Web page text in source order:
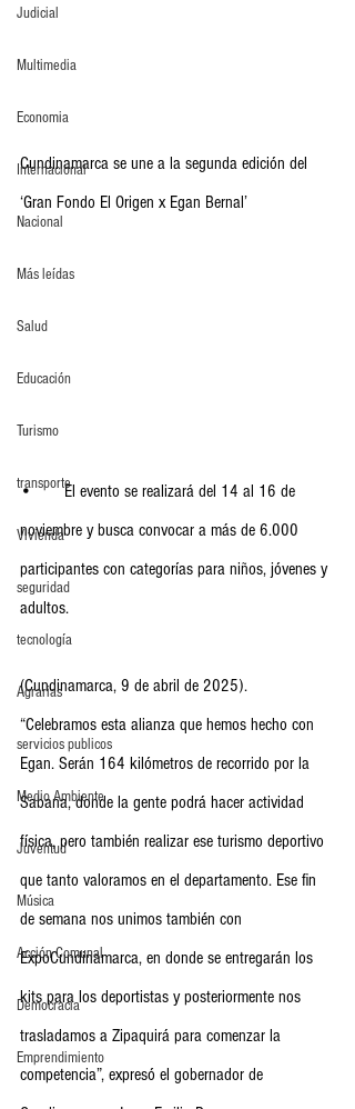
Judicial
Multimedia
Economia
Internacional
Nacional
Más leídas
Salud
Educación
Turismo
transporte
Vivienda
seguridad
tecnología
Agrarias
servicios publicos
Medio Ambiente
Juventud
Música
Acción Comunal
Democracia
Emprendimiento
Cundinamarca se une a la segunda edición del
‘Gran Fondo El Origen x Egan Bernal’
•	El evento se realizará del 14 al 16 de
noviembre y busca convocar a más de 6.000
participantes con categorías para niños, jóvenes y
adultos.
(Cundinamarca, 9 de abril de 2025).
“Celebramos esta alianza que hemos hecho con
Egan. Serán 164 kilómetros de recorrido por la
Sabana, donde la gente podrá hacer actividad
física, pero también realizar ese turismo deportivo
que tanto valoramos en el departamento. Ese fin
de semana nos unimos también con
ExpoCundinamarca, en donde se entregarán los
kits para los deportistas y posteriormente nos
trasladamos a Zipaquirá para comenzar la
competencia”, expresó el gobernador de